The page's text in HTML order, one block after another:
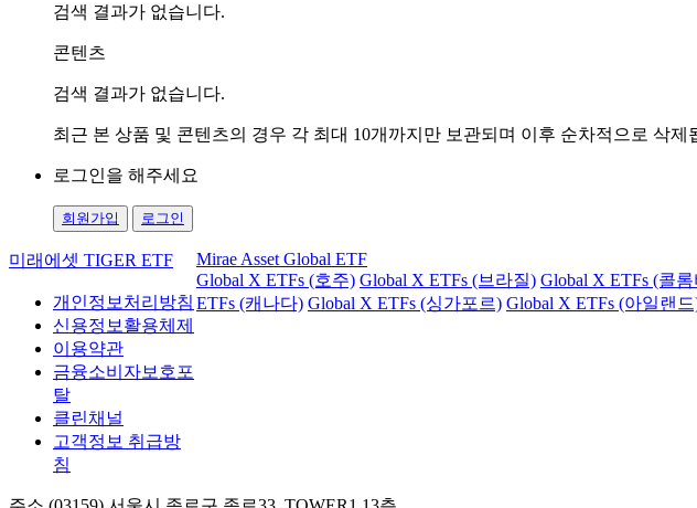
검색 결과가 없습니다.
콘텐츠
검색 결과가 없습니다.
최근 본 상품 및 콘텐츠의 경우 각 최대 10개까지만 보관되며 이후 순차적으로 삭제
로그인을 해주세요
회원가입 로그인
미래에셋 TIGER ETF
개인정보처리방침
신용정보활용체제
이용약관
금융소비자보호포
탈
클린채널
고객정보 취급방
침
Mirae Asset Global ETF
Global X ETFs (호주) Global X ETFs (브라질) Global X ETFs (콜
ETFs (캐나다) Global X ETFs (싱가포르) Global X ETFs (아일랜